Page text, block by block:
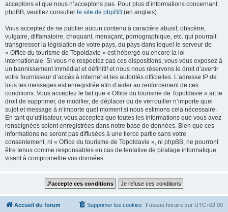
acceptons et que nous n’acceptons pas. Pour plus d’informations concernant
phpBB, veuillez consulter le site de phpBB (en anglais).
Vous acceptez de ne publier aucun contenu à caractère abusif, obscène,
vulgaire, diffamatoire, choquant, menaçant, pornographique, etc. qui pourrait
transgresser la législation de votre pays, du pays dans lequel le serveur de
« Office du tourisme de Topoldavie » est hébergé ou encore la loi
internationale. Si vous ne respectez pas ces dispositions, vous vous exposez à
un bannissement immédiat et définitif et nous nous réservons le droit d’avertir
votre fournisseur d’accès à internet et les autorités officielles. L’adresse IP de
tous les messages est enregistrée afin d’aider au renforcement de ces
conditions. Vous acceptez le fait que « Office du tourisme de Topoldavie » ait le
droit de supprimer, de modifier, de déplacer ou de verrouiller n’importe quel
sujet et message à n’importe quel moment si nous estimons cela nécessaire.
En tant qu’utilisateur, vous acceptez que toutes les informations que vous avez
renseignées soient enregistrées dans notre base de données. Bien que ces
informations ne seront pas diffusées à une tierce partie sans votre
consentement, ni « Office du tourisme de Topoldavie », ni phpBB, ne pourront
être tenus comme responsables en cas de tentative de piratage informatique
visant à compromettre vos données.
Accueil du forum Fuseau horaire sur UTC+02:00
Supprimer les cookies